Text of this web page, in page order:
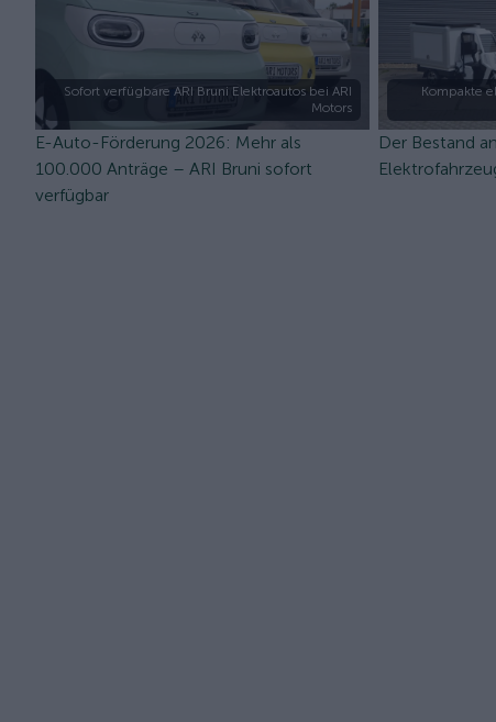
Sofort verfügbare ARI Bruni Elektroautos bei ARI
Motors
E-Auto-Förderung 2026: Mehr als
100.000 Anträge – ARI Bruni sofort
verfügbar
Kompakte
Der Bestand